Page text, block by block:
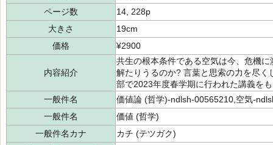
ページ数
14, 228p
大きさ
19cm
価格
¥2900
内容紹介
共生の根本条件である空気は今、危機
解たりうるのか? 言葉と思索の力を尽
部で2023年度春学期に行われた講義を
一般件名
価値論 (哲学)-ndlsh-00565210,空気-
一般件名
価値 (哲学)
一般件名カナ
カチ (テツガク)